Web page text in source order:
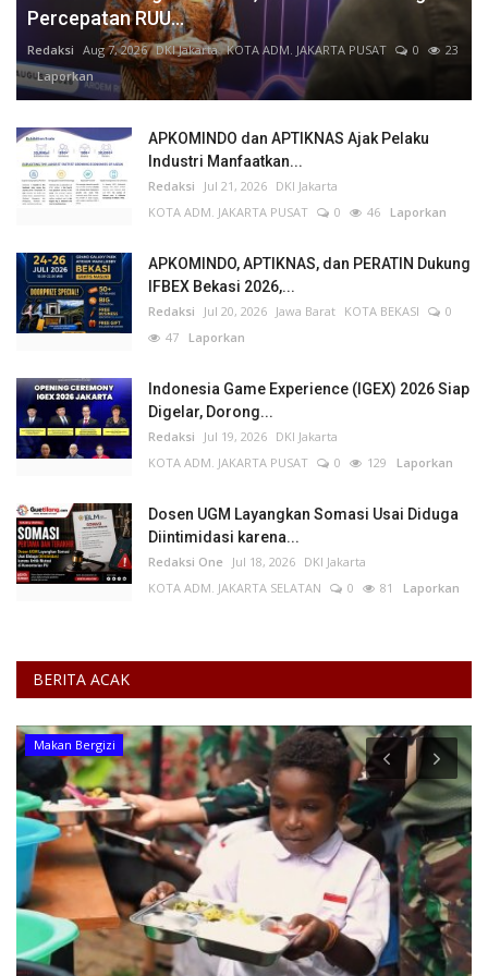
Percepatan RUU...
Redaksi Aug 7, 2026 DKI Jakarta KOTA ADM. JAKARTA PUSAT 0
23
Laporkan
APKOMINDO dan APTIKNAS Ajak Pelaku
Industri Manfaatkan...
Redaksi Jul 21, 2026 DKI Jakarta
KOTA ADM. JAKARTA PUSAT
0 46 Laporkan
APKOMINDO, APTIKNAS, dan PERATIN Dukung
IFBEX Bekasi 2026,...
Redaksi Jul 20, 2026 Jawa Barat KOTA BEKASI
0
47 Laporkan
Indonesia Game Experience (IGEX) 2026 Siap
Digelar, Dorong...
Redaksi Jul 19, 2026 DKI Jakarta
KOTA ADM. JAKARTA PUSAT
0 129 Laporkan
Dosen UGM Layangkan Somasi Usai Diduga
Diintimidasi karena...
Redaksi One Jul 18, 2026 DKI Jakarta
KOTA ADM. JAKARTA SELATAN
0 81 Laporkan
BERITA ACAK
Warkop Digital